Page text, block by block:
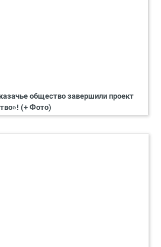
общество завершили проект
(+ Фото)